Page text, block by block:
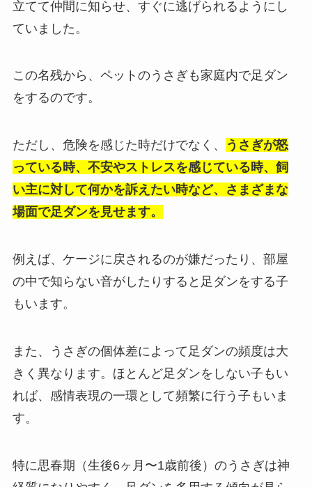
立てて仲間に知らせ、すぐに逃げられるようにし
ていました。
この名残から、ペットのうさぎも家庭内で足ダン
をするのです。
ただし、危険を感じた時だけでなく、
うさぎが怒
っている時、不安やストレスを感じている時、飼
い主に対して何かを訴えたい時など、さまざまな
場面で足ダンを見せます。
例えば、ケージに戻されるのが嫌だったり、部屋
の中で知らない音がしたりすると足ダンをする子
もいます。
また、うさぎの個体差によって足ダンの頻度は大
きく異なります。ほとんど足ダンをしない子もい
れば、感情表現の一環として頻繁に行う子もいま
す。
特に思春期（生後6ヶ月〜1歳前後）のうさぎは神